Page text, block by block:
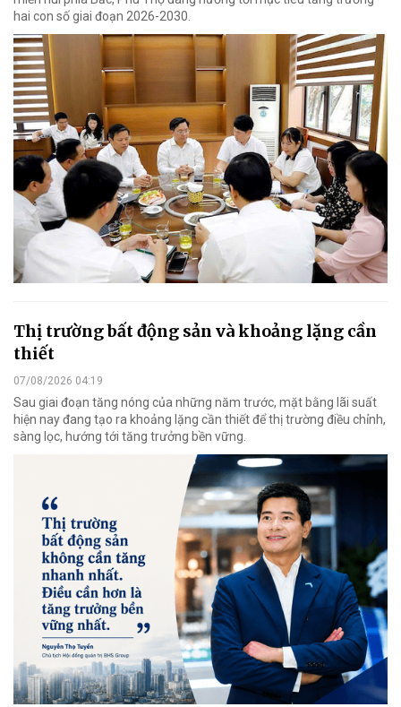
hai con số giai đoạn 2026-2030.
Thị trường bất động sản và khoảng lặng cần
thiết
07/08/2026 04:19
Sau giai đoạn tăng nóng của những năm trước, mặt bằng lãi suất
hiện nay đang tạo ra khoảng lặng cần thiết để thị trường điều chỉnh,
sàng lọc, hướng tới tăng trưởng bền vững.